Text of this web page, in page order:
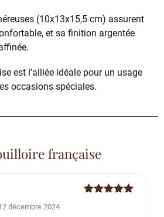
(10x13x15,5 cm) assurent
et sa finition argentée
est l’alliée idéale pour un usage
occasions spéciales.
française
décembre 2024